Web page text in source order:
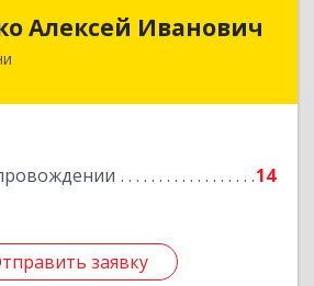
Алексей Иванович
14
заявку
Алексей Иванович
край, ст.Петровская,
заявку